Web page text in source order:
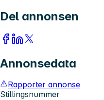
Del annonsen
Annonsedata
Rapporter annonse
Stillingsnummer